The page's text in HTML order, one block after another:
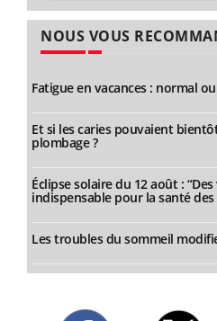
NOUS VOUS
Fatigue en vacances : normal
Et si les caries pouvaient
plombage ?
Éclipse solaire du 12 août :
indispensable pour la santé des
Les troubles du sommeil